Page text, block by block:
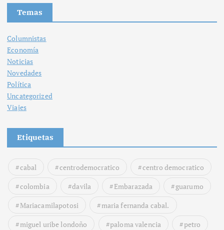
Temas
Columnistas
Economía
Noticias
Novedades
Política
Uncategorized
Viajes
Etiquetas
cabal centrodemocratico
centro democratico
colombia
davila Embarazada
guarumo
Mariacamilapotosi
maria fernanda cabal.
miguel uribe londoño
paloma valencia
petro